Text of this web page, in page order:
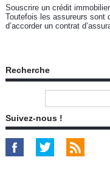
Souscrire un crédit
Toutefois les assureurs sont
d’accorder un contrat
Recherche
Suivez-nous !